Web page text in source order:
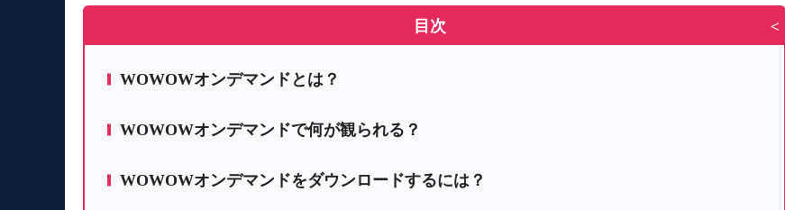
目次 >
WOWOWオンデマンドとは？
WOWOWオンデマンドで何が観られる？
WOWOWオンデマンドをダウンロードするには？